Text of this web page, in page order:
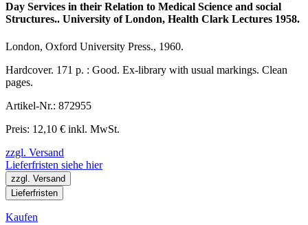
Day Services in their Relation to Medical Science and social
Structures.. University of London, Health Clark Lectures 1958.
London, Oxford University Press., 1960.
Hardcover. 171 p. : Good. Ex-library with usual markings. Clean
pages.
Artikel-Nr.: 872955
Preis: 12,10 € inkl. MwSt.
zzgl. Versand
Lieferfristen siehe hier
zzgl. Versand
Lieferfristen
Kaufen